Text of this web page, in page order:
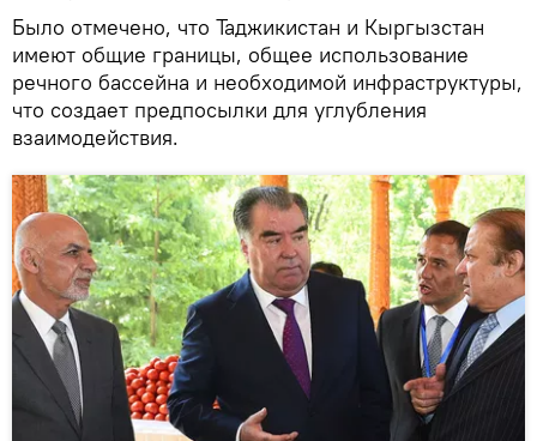
Было отмечено, что Таджикистан и Кыргызстан
имеют общие границы, общее использование
речного бассейна и необходимой инфраструктуры,
что создает предпосылки для углубления
взаимодействия.